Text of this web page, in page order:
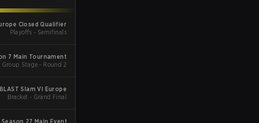
Closed Qualifier
Playoffs - Semifinals
7 Main Tournament
Group Stage - Round 2
Slam VI Europe
Bracket - Grand Final
27 Main Event